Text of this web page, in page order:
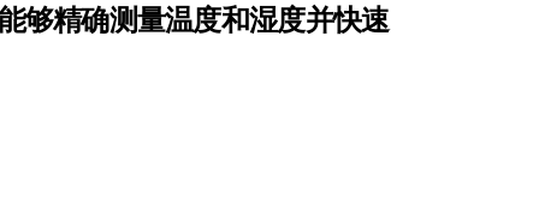
够精确测量温度和湿度并快速